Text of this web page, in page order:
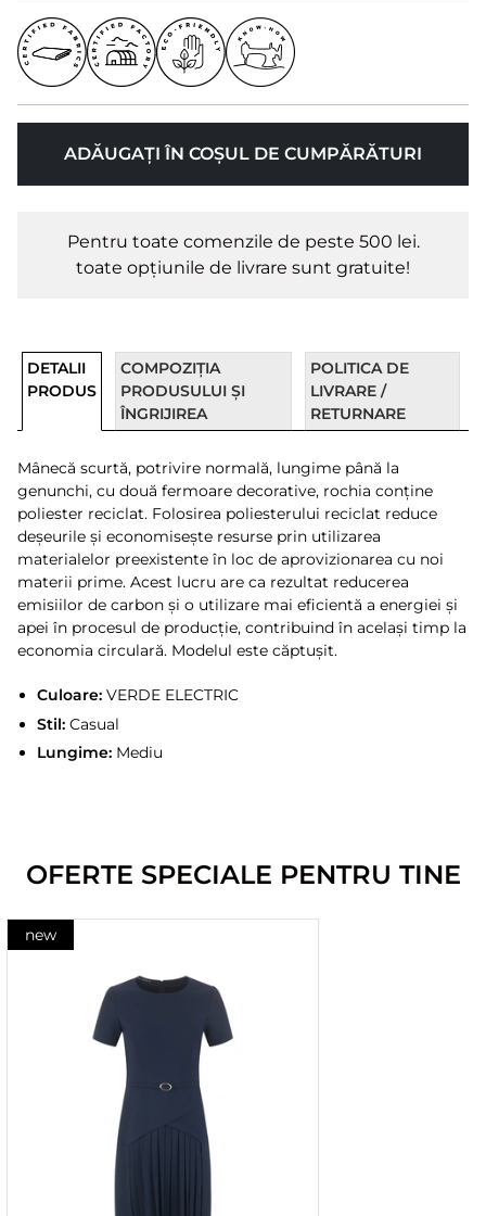
ADĂUGAȚI ÎN COȘUL DE CUMPĂRĂTURI
Pentru toate comenzile de peste 500 lei.
toate opțiunile de livrare sunt gratuite!
DETALII
PRODUS
COMPOZIȚIA
PRODUSULUI ȘI
ÎNGRIJIREA
POLITICA DE
LIVRARE /
RETURNARE
Mânecă scurtă, potrivire normală, lungime până la
genunchi, cu două fermoare decorative, rochia conține
poliester reciclat. Folosirea poliesterului reciclat reduce
deșeurile și economisește resurse prin utilizarea
materialelor preexistente în loc de aprovizionarea cu noi
materii prime. Acest lucru are ca rezultat reducerea
emisiilor de carbon și o utilizare mai eficientă a energiei și
apei în procesul de producție, contribuind în același timp la
economia circulară. Modelul este căptușit.
Culoare:VERDE ELECTRIC
Stil:Casual
Lungime:Mediu
OFERTE SPECIALE PENTRU TINE
new